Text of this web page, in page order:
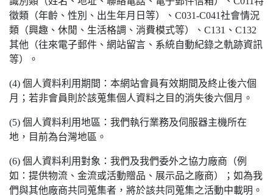
徵類（年齡、性別、出生年月日等）、C031-C041社會情況
類（興趣、休閒、生活格調、消費模式等）、C131、C132
其他（往來電子郵件、網站留言、系統自動紀錄之軌跡資訊
等）。
(4) 個人資料利用期間：本網站會員有效期間及終止後六個
月；若非會員則於該蒐集個人資料之目的消失後六個月。
(5) 個人資料利用地區：我們執行業務及伺服器主機所在
地，目前為台灣地區。
(6) 個人資料利用對象：我們及我們委外之協力廠商（例
如：提供物流、金流或活動贈品、展示品之廠商）；如為我
們與其他廠商共同蒐集者，將於該共同蒐集之活動中載明。